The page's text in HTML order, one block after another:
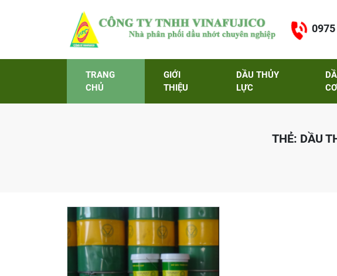
TRANG
CHỦ
GIỚI
THIỆU
DẦU THỦY
LỰC
CƠ
THẺ: DẦU